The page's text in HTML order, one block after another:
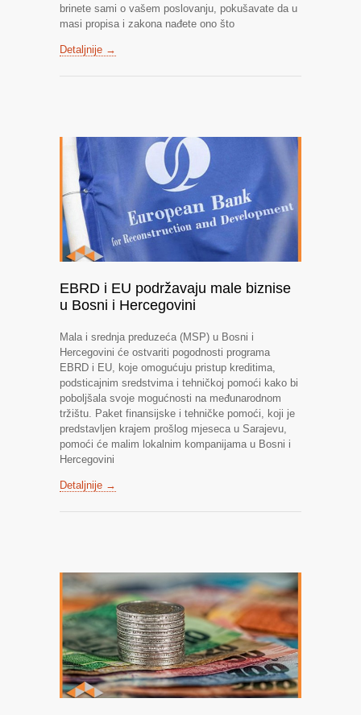
brinete sami o vašem poslovanju, pokušavate da u
masi propisa i zakona nađete ono što
Detaljnije →
EBRD i EU podržavaju male biznise
u Bosni i Hercegovini
Mala i srednja preduzeća (MSP) u Bosni i
Hercegovini će ostvariti pogodnosti programa
EBRD i EU, koje omogućuju pristup kreditima,
podsticajnim sredstvima i tehničkoj pomoći kako bi
poboljšala svoje mogućnosti na međunarodnom
tržištu. Paket finansijske i tehničke pomoći, koji je
predstavljen krajem prošlog mjeseca u Sarajevu,
pomoći će malim lokalnim kompanijama u Bosni i
Hercegovini
Detaljnije →